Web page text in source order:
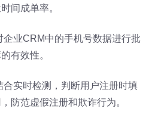
间成单率。
企业CRM中的手机号数据进行批
有效性。
合实时检测，判断用户注册时填
防范虚假注册和欺诈行为。